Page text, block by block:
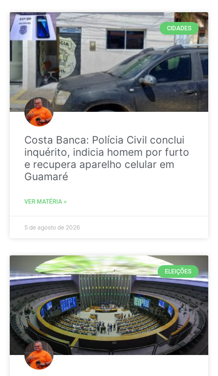
CIDADES
Costa Banca: Polícia Civil conclui
inquérito, indicia homem por furto
e recupera aparelho celular em
Guamaré
VER MATÉRIA »
5 de agosto de 2026
ELEIÇÕES